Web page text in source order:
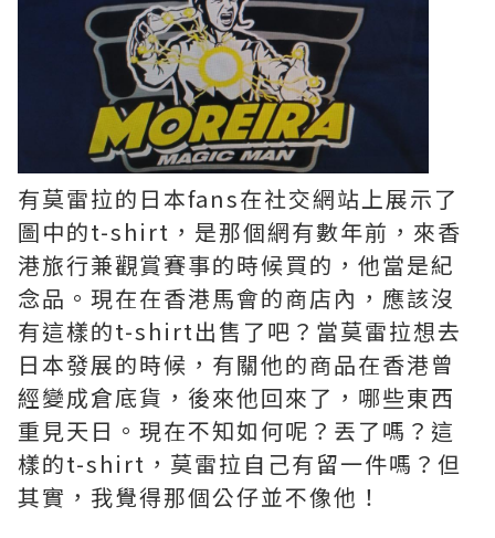
有莫雷拉的日本fans在社交網站上展示了
圖中的t-shirt，是那個網有數年前，來香
港旅行兼觀賞賽事的時候買的，他當是紀
念品。現在在香港馬會的商店內，應該沒
有這樣的t-shirt出售了吧？當莫雷拉想去
日本發展的時候，有關他的商品在香港曾
經變成倉底貨，後來他回來了，哪些東西
重見天日。現在不知如何呢？丟了嗎？這
樣的t-shirt，莫雷拉自己有留一件嗎？但
其實，我覺得那個公仔並不像他！